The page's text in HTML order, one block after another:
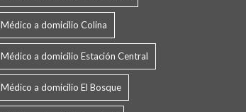
Médico a domicilio Colina
Médico a domicilio Estación Central
Médico a domicilio El Bosque